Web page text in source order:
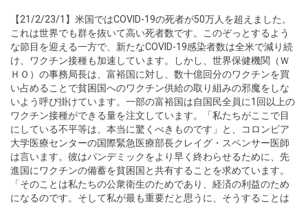
【21/2/23/1】米国ではCOVID-19の死者が50万人を超えました。
これは世界でも群を抜いて高い死者数です。このぞっとするよう
な節目を迎える一方で、新たなCOVID-19感染者数は全米で減り続
け、ワクチン接種も加速しています。しかし、世界保健機関（Ｗ
ＨＯ）の事務局長は、富裕国に対し、数十億回分のワクチンを買
い占めることで貧困国へのワクチン供給の取り組みの邪魔をしな
いよう呼び掛けています。一部の富裕国は自国民全員に1回以上の
ワクチン接種ができる量を注文しています。「私たちがここで目
にしている不平等は、本当に驚くべきものです」と、コロンビア
大学医療センターの国際緊急医療部長クレイグ・スペンサー医師
は言います。彼はパンデミックをより早く終わらせるために、先
進国にワクチンの備蓄を貧困国と共有することを求めています。
「そのことは私たちの公衆衛生のためであり、経済の利益のため
になるのです。そして私が最も重要だと思うに、そうすることは